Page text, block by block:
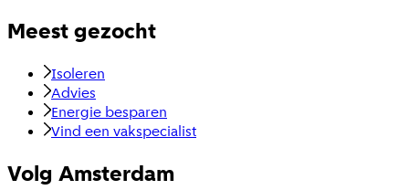
Meest gezocht
Isoleren
Advies
Energie besparen
Vind een vakspecialist
Volg Amsterdam